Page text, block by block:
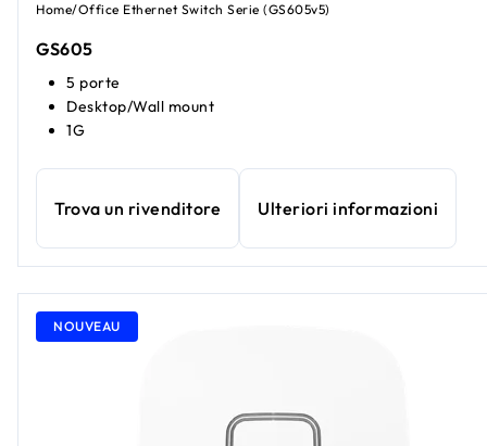
Home/Office Ethernet Switch Serie (GS605v5)
GS605
5 porte
Desktop/Wall mount
1G
Trova un rivenditore Ulteriori informazioni
NOUVEAU